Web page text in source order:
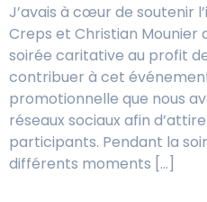
J’avais à cœur de soutenir
Creps et Christian Mounier
soirée caritative au profit
contribuer à cet
promotionnelle que nous
réseaux sociaux afin
participants. Pendant la
différents moments […]